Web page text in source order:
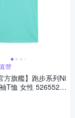
營
方旗艦】跑步系列Ni
T恤 女性 5265525